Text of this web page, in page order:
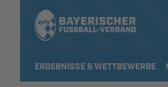
ERGEBNISSE & WETTBEWERBE